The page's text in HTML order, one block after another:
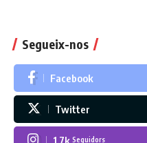
Segueix-nos
Facebook
Twitter
1.7k Seguidors